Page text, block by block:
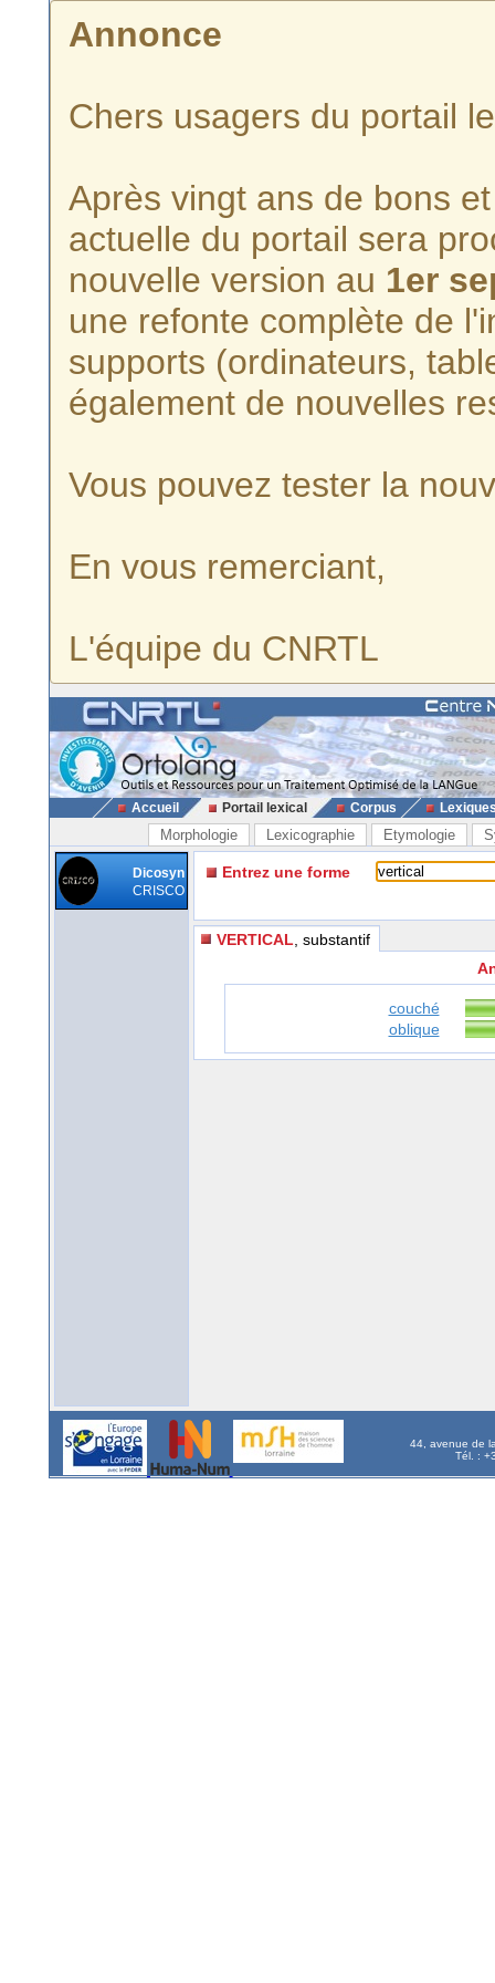
Annonce
Chers usagers du portail
Après vingt ans de bons
actuelle du portail sera
nouvelle version au 1er
une refonte complète de
supports (ordinateurs,
également de nouvelles
Vous pouvez tester la
En vous remerciant,
L'équipe du CNRTL
Accueil Portail lexical Corpus
Morphologie Lexicographie Etymologie
Dicosyn
CRISCO
Entrez une forme
VERTICAL , substantif
couché
oblique
44, avenue de
Tél. :